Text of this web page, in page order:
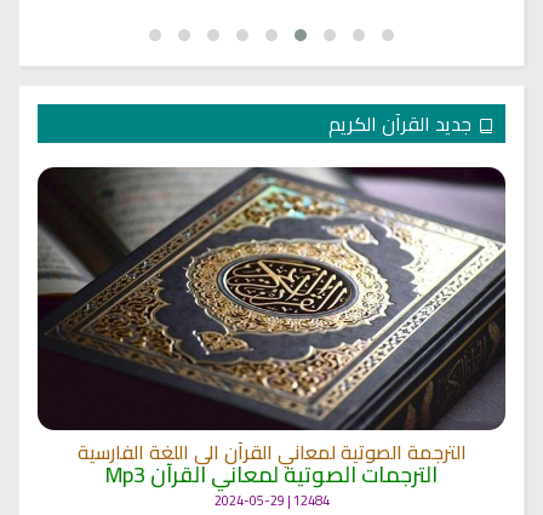
جديد القرآن الكريم
الترجمة الصوتية لمعاني القرآن الى اللغة الفارسية
الترجمات الصوتية لمعاني القرآن Mp3
12484 | 2024-05-29